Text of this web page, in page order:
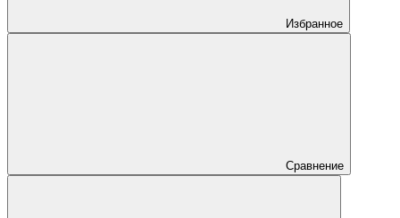
Избранное
Сравнение